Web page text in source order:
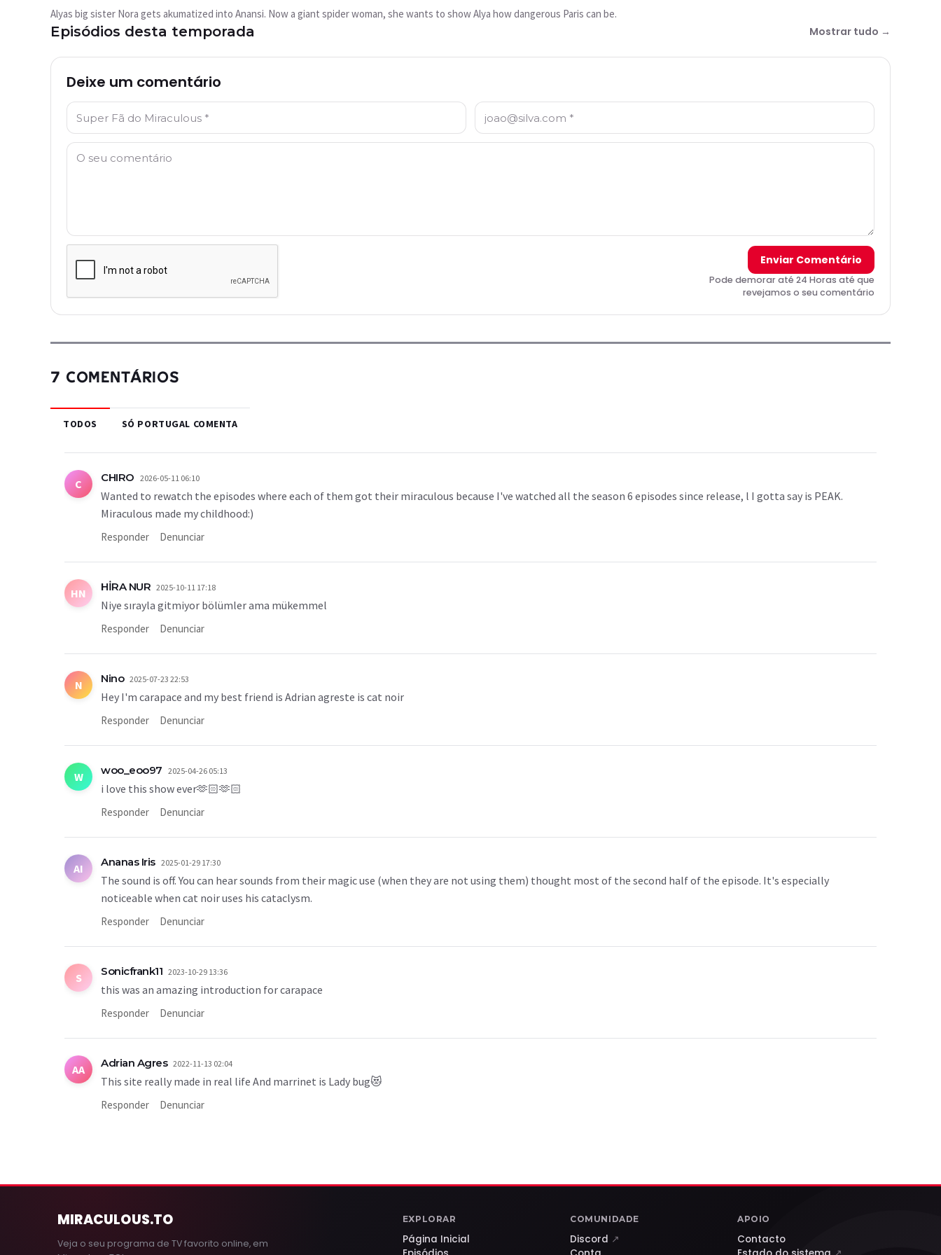
Este vídeo não está disponível
actualmente
Alyas big sister Nora gets akumatized into Anansi. Now a giant spider woman, she wants to show Alya how dangerous Paris can be.
Episódios desta temporada Mostrar tudo →
Deixe um comentário
Nome: * Email: *
Comentário: *
Enviar Comentário
Pode demorar até 24 Horas até que
revejamos o seu comentário
7 COMENTÁRIOS
TODOS SÓ PORTUGAL COMENTA
C CHIRO 2026-05-11 06:10
Wanted to rewatch the episodes where each of them got their miraculous because I've watched all the season 6 episodes since release, l I gotta say is PEAK.
Miraculous made my childhood:)
Responder Denunciar
HN HİRA NUR 2025-10-11 17:18
Niye sırayla gitmiyor bölümler ama mükemmel
Responder Denunciar
N Nino 2025-07-23 22:53
Hey I'm carapace and my best friend is Adrian agreste is cat noir
Responder Denunciar
W woo_eoo97 2025-04-26 05:13
i love this show ever🫶🏻🫶🏻
Responder Denunciar
AI Ananas Iris 2025-01-29 17:30
The sound is off. You can hear sounds from their magic use (when they are not using them) thought most of the second half of the episode. It's especially
noticeable when cat noir uses his cataclysm.
Responder Denunciar
S Sonicfrank11 2023-10-29 13:36
this was an amazing introduction for carapace
Responder Denunciar
AA Adrian Agres 2022-11-13 02:04
This site really made in real life And marrinet is Lady bug😻
Responder Denunciar
MIRACULOUS.TO
Veja o seu programa de TV favorito online, em
EXPLORAR
Página Inicial
COMUNIDADE
Discord ↗
APOIO
Contacto